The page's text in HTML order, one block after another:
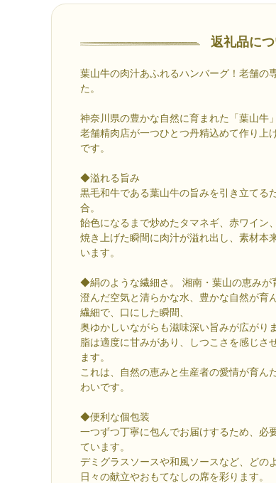
返礼品に
葉山牛の肉汁あふれるハンバーグ！老舗の
た。
神奈川県の豊かな自然に育まれた「葉山牛
老舗精肉店が一つひとつ丹精込めて作り上
です。
◆溢れる旨み
黒毛和牛である葉山牛の旨みを引き立てる
合。
飴色になるまで炒めたタマネギ、赤ワイン
焼き上げた瞬間に肉汁が溢れ出し、素材本
います。
◆絹のような繊細さ。 湘南・葉山の恵みが
澄んだ空気と清らかな水、豊かな自然が育
繊細で、口にした瞬間、
奥ゆかしいながらも滋味深い旨みが広がりま
脂は適度に甘みがあり、しつこさを感じさ
ます。
これは、自然の恵みと生産者の愛情が育ん
わいです。
◆便利な個包装
一つずつ丁寧に包んでお届けするため、必
ています。
デミグラスソースや和風ソースなど、どの
日々の献立やおもてなしの席を彩ります。